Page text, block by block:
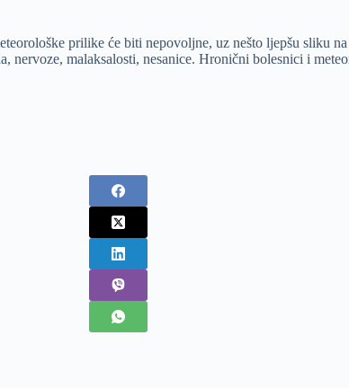
prilike će biti nepovoljne, uz nešto ljepšu sliku
nervoze, malaksalosti, nesanice. Hronični bolesnici i